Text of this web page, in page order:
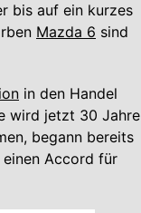
bis auf ein kurzes
Mazda 6 sind
in den Handel
wird jetzt 30 Jahre
begann bereits
Accord für